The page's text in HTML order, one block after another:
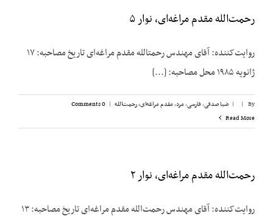
رحمت‌الله مقدم مراغه‌ای، نوار ۵
روایت‌کننده: آقای مهندس رحمت‏الله مقدم مراغه‌ای تاریخ مصاحبه: ۱۷
ژانویه ۱۹۸۵ محل مصاحبه: [...]
By
|
| ضیا صدقی,فارسی,مرد,مقدم مراغه‌ای، رحمت‌الله |
0 Comments
Read More
رحمت‌الله مقدم مراغه‌ای، نوار ۲
روایت‌کننده: آقای مهندس رحمت‌الله مقدم مراغه‌ای تاریخ مصاحبه: ۱۳